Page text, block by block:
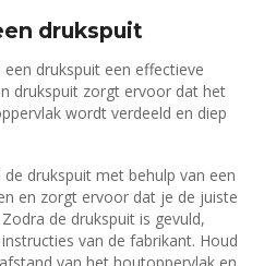
drukspuit
drukspuit een effectieve
drukspuit zorgt ervoor dat het
wordt verdeeld en diep
drukspuit met behulp van een
en zorgt ervoor dat je de juiste
de drukspuit is gevuld,
van de fabrikant. Houd